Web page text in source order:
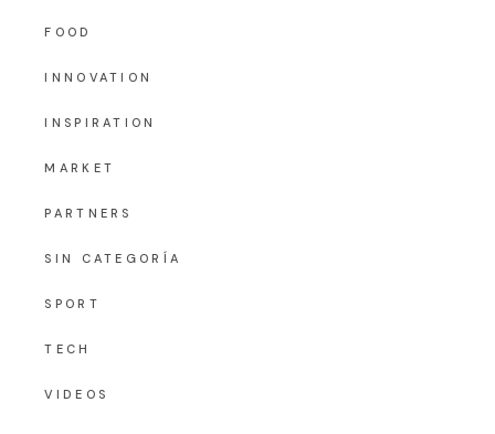
FOOD
INNOVATION
INSPIRATION
MARKET
PARTNERS
SIN CATEGORÍA
SPORT
TECH
VIDEOS